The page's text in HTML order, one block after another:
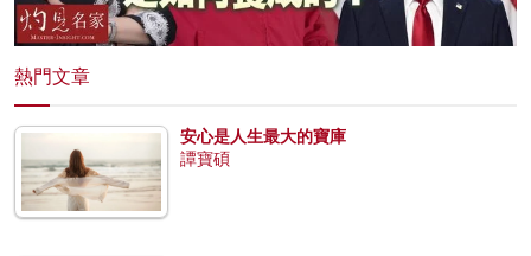
熱門文章
安心是人生最大的寶庫
譚寶碩